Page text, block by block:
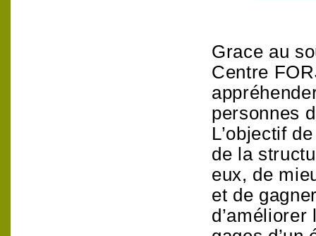
Grace au
Centre
personnes
L’objectif
de la
eux, de
et de